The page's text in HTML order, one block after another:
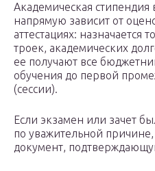
Академическая стипендия
напрямую зависит от
аттестациях: назначается
троек, академических
ее получают все
обучения до первой
(сессии).
Если экзамен или зачет
по уважительной
документ,